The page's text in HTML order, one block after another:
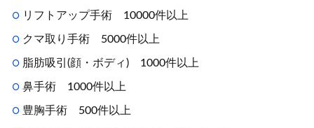
リフトアップ手術 10000件以上
クマ取り手術 5000件以上
脂肪吸引(顔・ボディ) 1000件以上
鼻手術 1000件以上
豊胸手術 500件以上